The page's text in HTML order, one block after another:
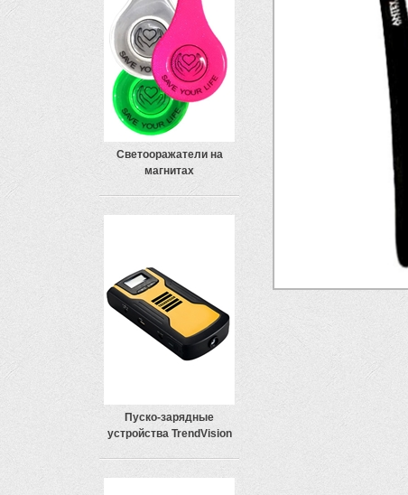
Светооражатели на
магнитах
Пуско-зарядные
устройства TrendVision